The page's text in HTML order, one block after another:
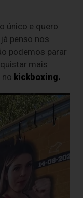
único e quero
penso nos
podemos parar
mais
kickboxing.